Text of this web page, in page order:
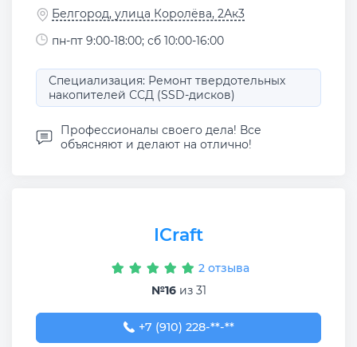
Белгород, улица Королёва, 2Ак3
пн-пт 9:00-18:00; сб 10:00-16:00
Специализация: Ремонт твердотельных
накопителей ССД (SSD-дисков)
Профессионалы своего дела! Все
объясняют и делают на отлично!
ICraft
2 отзыва
№16из 31
+7 (910) 228-50-17
+7 (910) 228-**-**